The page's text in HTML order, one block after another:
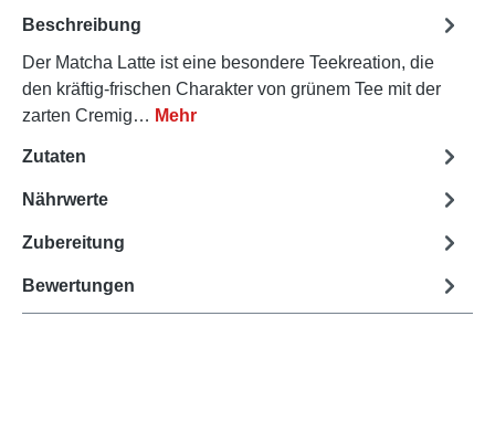
Beschreibung
Der Matcha Latte ist eine besondere Teekreation, die
den kräftig-frischen Charakter von grünem Tee mit der
zarten Cremig… Mehr
Zutaten
Nährwerte
Zubereitung
Bewertungen